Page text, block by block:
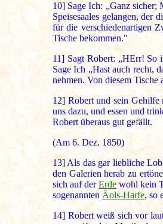
10] Sage Ich: „Ganz sicher;
Speisesaales gelangen, der
für die verschiedenartigen
Tische bekommen."
11] Sagt Robert: „HErr! So
Sage Ich „Hast auch recht,
nehmen. Von diesem Tische
12] Robert und sein Gehilfe
uns dazu, und essen und
Robert überaus gut gefällt.
(Am 6. Dez. 1850)
13]Als das gar liebliche
den Galerien herab zu
sich auf derErdewohl kein
sogenanntenÄols-Harfe, so
14] Robert weiß sich vor